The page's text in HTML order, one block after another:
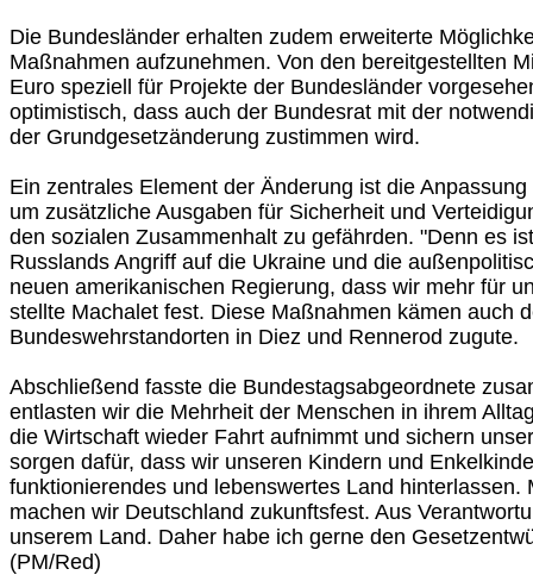
Die Bundesländer erhalten zudem erweiterte
Maßnahmen aufzunehmen. Von den bereitgestellten
Euro speziell für Projekte der Bundesländer
optimistisch, dass auch der Bundesrat mit der
der Grundgesetzänderung zustimmen wird.
Ein zentrales Element der Änderung ist die
um zusätzliche Ausgaben für Sicherheit und
den sozialen Zusammenhalt zu gefährden. "Denn es
Russlands Angriff auf die Ukraine und die
neuen amerikanischen Regierung, dass wir mehr für
stellte Machalet fest. Diese Maßnahmen kämen auch
Bundeswehrstandorten in Diez und Rennerod zugute.
Abschließend fasste die Bundestagsabgeordnete
entlasten wir die Mehrheit der Menschen in ihrem
die Wirtschaft wieder Fahrt aufnimmt und sichern
sorgen dafür, dass wir unseren Kindern und
funktionierendes und lebenswertes Land hinterlassen.
machen wir Deutschland zukunftsfest. Aus
unserem Land. Daher habe ich gerne den
(PM/Red)